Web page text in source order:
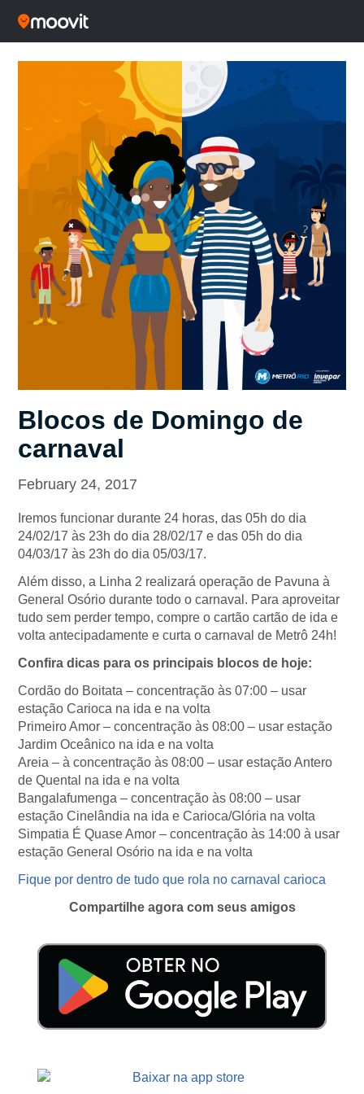
Blocos de Domingo de
carnaval
February 24, 2017
Iremos funcionar durante 24 horas, das 05h do dia
24/02/17 às 23h do dia 28/02/17 e das 05h do dia
04/03/17 às 23h do dia 05/03/17.
Além disso, a Linha 2 realizará operação de Pavuna à
General Osório durante todo o carnaval. Para aproveitar
tudo sem perder tempo, compre o cartão cartão de ida e
volta antecipadamente e curta o carnaval de Metrô 24h!
Confira dicas para os principais blocos de hoje:
Cordão do Boitata – concentração às 07:00 – usar
estação Carioca na ida e na volta
Primeiro Amor – concentração às 08:00 – usar estação
Jardim Oceânico na ida e na volta
Areia – à concentração às 08:00 – usar estação Antero
de Quental na ida e na volta
Bangalafumenga – concentração às 08:00 – usar
estação Cinelândia na ida e Carioca/Glória na volta
Simpatia É Quase Amor – concentração às 14:00 à usar
estação General Osório na ida e na volta
Fique por dentro de tudo que rola no carnaval carioca
Compartilhe agora com seus amigos